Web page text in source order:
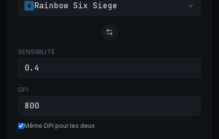
R Rainbow Six Siege
SENSIBILITÉ
DPI
Même DPI pour les deux